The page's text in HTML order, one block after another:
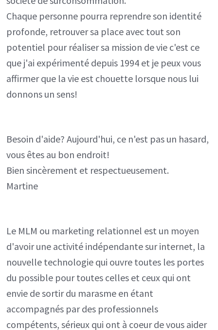
Chaque personne pourra reprendre son identité
profonde, retrouver sa place avec tout son
potentiel pour réaliser sa mission de vie c'est ce
que j'ai expérimenté depuis 1994 et je peux vous
affirmer que la vie est chouette lorsque nous lui
donnons un sens!
Besoin d'aide? Aujourd'hui, ce n'est pas un hasard,
vous êtes au bon endroit!
Bien sincèrement et respectueusement.
Martine
Le MLM ou marketing relationnel est un moyen
d'avoir une activité indépendante sur internet, la
nouvelle technologie qui ouvre toutes les portes
du possible pour toutes celles et ceux qui ont
envie de sortir du marasme en étant
accompagnés par des professionnels
compétents, sérieux qui ont à coeur de vous aider